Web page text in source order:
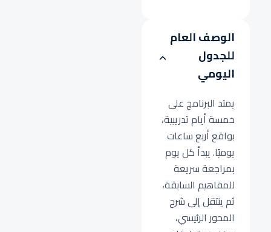
الوصف العام
للجدول
اليومي
يمتد البرنامج على
خمسة أيام تدريبية،
بواقع أربع ساعات
يوميًا. يبدأ كل يوم
بمراجعة سريعة
للمفاهيم السابقة،
ثم ينتقل إلى شرح
المحور الرئيسي،